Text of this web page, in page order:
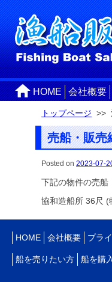
HOME 会社概要
トップページ >>
売船・販売
Posted on 2023-07-
下記の物件の売船
協和造船所 36尺 (
HOME 会社概要 プラ
船を売りたい方 船を購